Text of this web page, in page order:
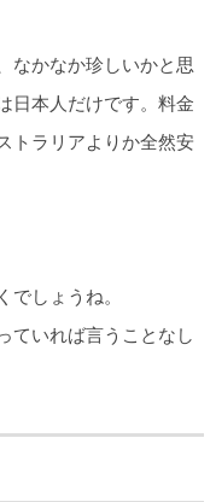
なかなか珍しいかと思
日本人だけです。料金
トラリアよりか全然安
でしょうね。
ていれば言うことなし